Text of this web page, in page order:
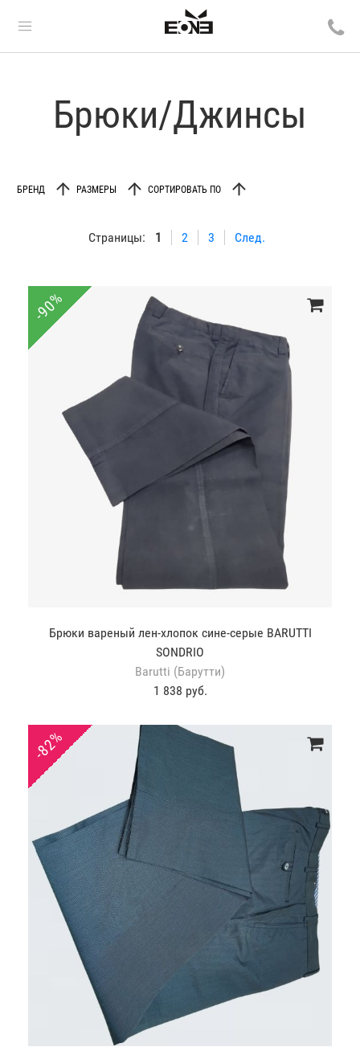
Брюки/Джинсы
БРЕНД РАЗМЕРЫ СОРТИРОВАТЬ ПО
Страницы: 1 2 3 След.
-90%
Брюки вареный лен-хлопок сине-серые BARUTTI
SONDRIO
Barutti (Барутти)
1 838 руб.
-82%